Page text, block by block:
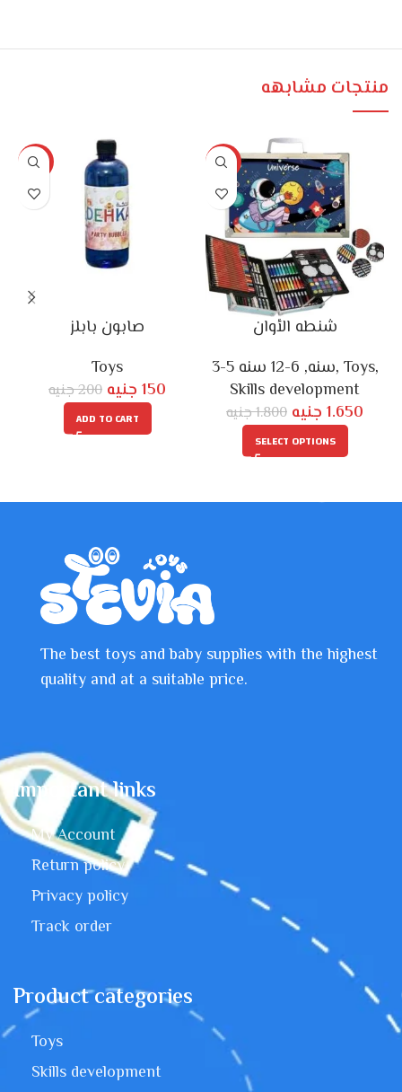
منتجات مشابهه
-25%
صابون بابلز
Toys
200جنيه 150 جنيه
ADD TO CART
-8%
شنطه الأوان
3-5 سنه, 6-12 سنه , Toys,
Skills development
1.800جنيه 1.650 جنيه
SELECT OPTIONS
The best toys and baby supplies with the highest
quality and at a suitable price.
Important links
My Account
Return policy
Privacy policy
Track order
Product categories
Toys
Skills development